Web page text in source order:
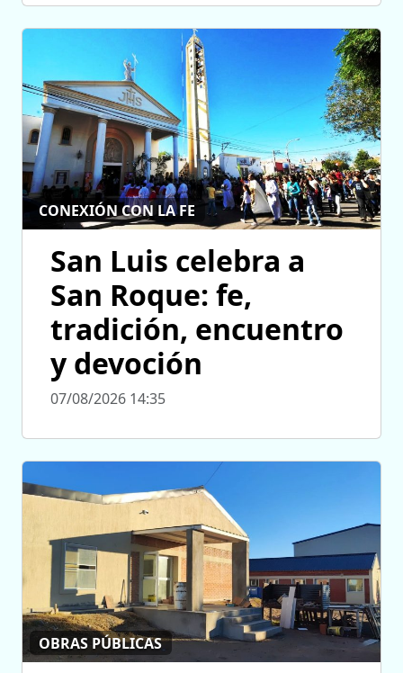
CONEXIÓN CON LA FE
San Luis celebra a
San Roque: fe,
tradición, encuentro
y devoción
07/08/2026 14:35
OBRAS PÚBLICAS